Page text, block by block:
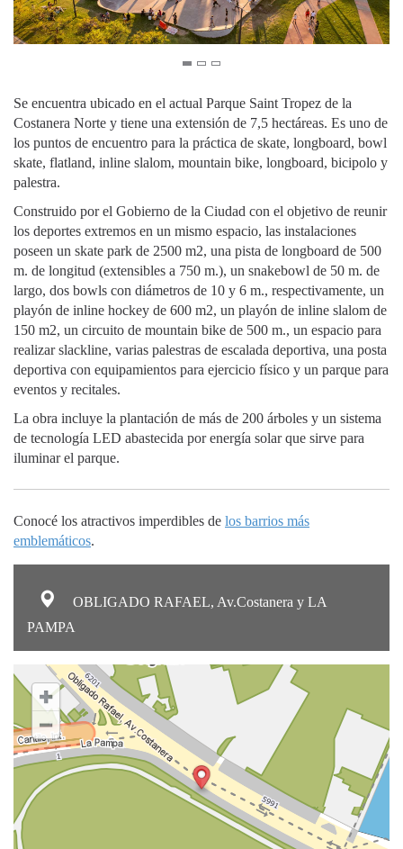
Se encuentra ubicado en el actual Parque Saint Tropez de la
Costanera Norte y tiene una extensión de 7,5 hectáreas. Es uno de
los puntos de encuentro para la práctica de skate, longboard, bowl
skate, flatland, inline slalom, mountain bike, longboard, bicipolo y
palestra.
Construido por el Gobierno de la Ciudad con el objetivo de reunir
los deportes extremos en un mismo espacio, las instalaciones
poseen un skate park de 2500 m2, una pista de longboard de 500
m. de longitud (extensibles a 750 m.), un snakebowl de 50 m. de
largo, dos bowls con diámetros de 10 y 6 m., respectivamente, un
playón de inline hockey de 600 m2, un playón de inline slalom de
150 m2, un circuito de mountain bike de 500 m., un espacio para
realizar slackline, varias palestras de escalada deportiva, una posta
deportiva con equipamientos para ejercicio físico y un parque para
eventos y recitales.
La obra incluye la plantación de más de 200 árboles y un sistema
de tecnología LED abastecida por energía solar que sirve para
iluminar el parque.
Conocé los atractivos imperdibles de los barrios más
emblemáticos.
OBLIGADO RAFAEL, Av.Costanera y LA
PAMPA